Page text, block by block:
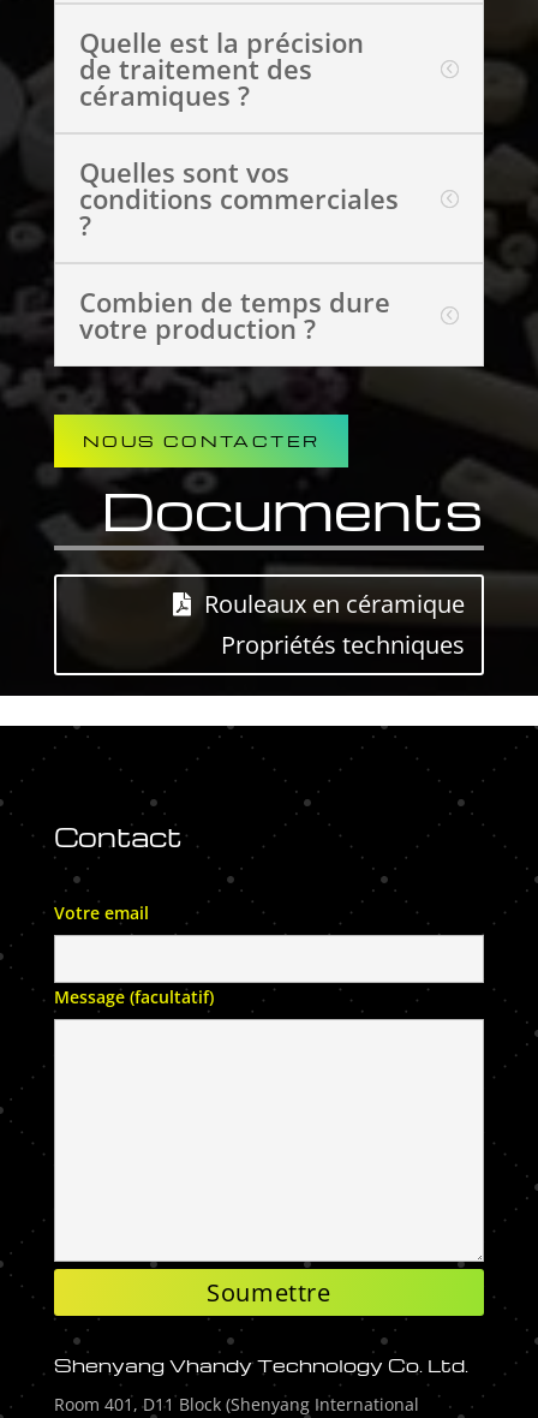
Quelle est la précision
de traitement des
céramiques ?
Quelles sont vos
conditions commerciales
?
Combien de temps dure
votre production ?
NOUS CONTACTER
Documents
Rouleaux en céramique
Propriétés techniques
Contact
Votre email
Message (facultatif)
Shenyang Vhandy Technology Co. Ltd.
Room 401, D11 Block (Shenyang International